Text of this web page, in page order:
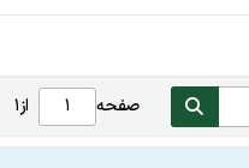
صفحه از1